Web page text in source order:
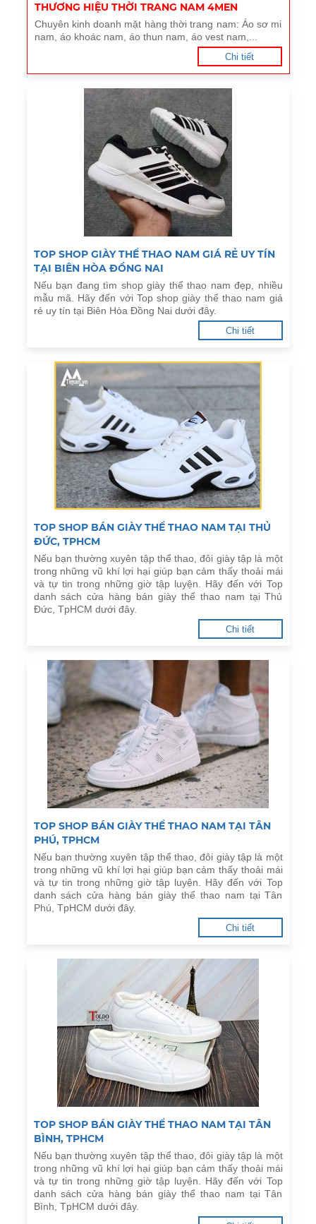
THƯƠNG HIỆU THỜI TRANG NAM 4MEN
Chuyên kinh doanh mặt hàng thời trang nam: Áo sơ mi
nam, áo khoác nam, áo thun nam, áo vest nam,...
Chi tiết
TOP SHOP GIÀY THỂ THAO NAM GIÁ RẺ UY TÍN
TẠI BIÊN HÒA ĐỒNG NAI
Nếu bạn đang tìm shop giày thể thao nam đẹp, nhiều
mẫu mã. Hãy đến với Top shop giày thể thao nam giá
rẻ uy tín tại Biên Hòa Đồng Nai dưới đây.
Chi tiết
TOP SHOP BÁN GIÀY THỂ THAO NAM TẠI THỦ
ĐỨC, TPHCM
Nếu bạn thường xuyên tập thể thao, đôi giày tập là một
trong những vũ khí lợi hại giúp bạn cảm thấy thoải mái
và tự tin trong những giờ tập luyện. Hãy đến với Top
danh sách cửa hàng bán giày thể thao nam tại Thủ
Đức, TpHCM dưới đây.
Chi tiết
TOP SHOP BÁN GIÀY THỂ THAO NAM TẠI TÂN
PHÚ, TPHCM
Nếu bạn thường xuyên tập thể thao, đôi giày tập là một
trong những vũ khí lợi hại giúp bạn cảm thấy thoải mái
và tự tin trong những giờ tập luyện. Hãy đến với Top
danh sách cửa hàng bán giày thể thao nam tại Tân
Phú, TpHCM dưới đây.
Chi tiết
TOP SHOP BÁN GIÀY THỂ THAO NAM TẠI TÂN
BÌNH, TPHCM
Nếu bạn thường xuyên tập thể thao, đôi giày tập là một
trong những vũ khí lợi hại giúp bạn cảm thấy thoải mái
và tự tin trong những giờ tập luyện. Hãy đến với Top
danh sách cửa hàng bán giày thể thao nam tại Tân
Bình, TpHCM dưới đây.